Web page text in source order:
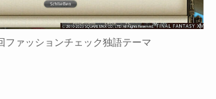
ファッションチェック独語テーマ